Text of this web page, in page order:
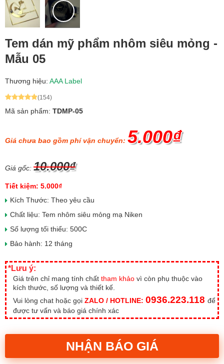
Tem dán mỹ phẩm nhôm siêu mỏng -
Mẫu 05
Thương hiệu: AAA Label
(154)
Mã sản phẩm: TDMP-05
Giá chưa bao gồm phí vận chuyển: 5.000₫
Giá gốc: 10.000₫
Tiết kiệm: 5.000₫
Kích Thước: Theo yêu cầu
Chất liệu: Tem nhôm siêu mỏng mạ Niken
Số lượng tối thiểu: 500C
Bảo hành: 12 tháng
*Lưu ý:
Giá trên chỉ mang tính chất tham khảo vì còn phụ thuộc vào
kích thước, số lượng và thiết kế.
Vui lòng chat hoặc gọi ZALO / HOTLINE: 0936.223.118 để
được tư vấn và báo giá chính xác
NHẬN BÁO GIÁ